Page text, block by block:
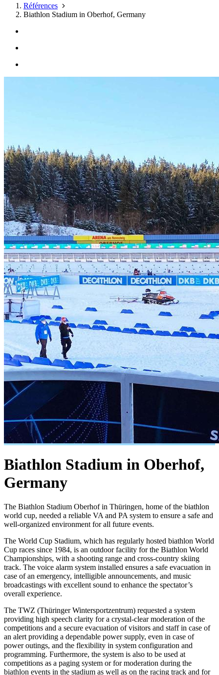
Références
Biathlon Stadium in Oberhof, Germany
Biathlon Stadium in Oberhof,
Germany
The Biathlon Stadium Oberhof in Thüringen, home of the biathlon
world cup, needed a reliable VA and PA system to ensure a safe and
well-organized environment for all future events.
The World Cup Stadium, which has regularly hosted biathlon World
Cup races since 1984, is an outdoor facility for the Biathlon World
Championships, with a shooting range and cross-country skiing
track. The voice alarm system installed ensures a safe evacuation in
case of an emergency, intelligible announcements, and music
broadcastings with excellent sound to enhance the spectator’s
overall experience.
The TWZ (Thüringer Wintersportzentrum) requested a system
providing high speech clarity for a crystal-clear moderation of the
competitions and a secure evacuation of visitors and staff in case of
an alert providing a dependable power supply, even in case of
power outings, and the flexibility in system configuration and
programming. Furthermore, the system is also to be used at
competitions as a paging system or for moderation during the
biathlon events in the stadium as well as on the racing track and for